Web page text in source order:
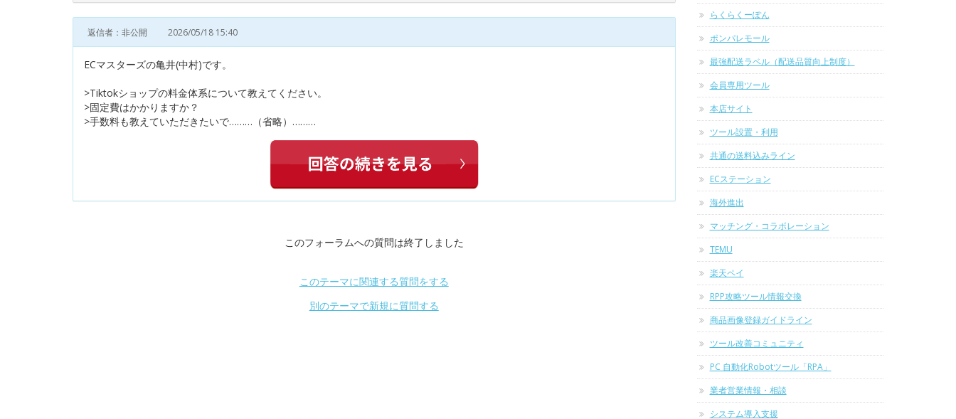
返信者：非公開 2026/05/18 15:40
ECマスターズの亀井(中村)です。
>Tiktokショップの料金体系について教えてください。
>固定費はかかりますか？
>手数料も教えていただきたいで………（省略）………
このフォーラムへの質問は終了しました
このテーマに関連する質問をする
別のテーマで新規に質問する
らくらくーぽん
ポンパレモール
最強配送ラベル（配送品質向上制度）
会員専用ツール
本店サイト
ツール設置・利用
共通の送料込みライン
ECステーション
海外進出
マッチング・コラボレーション
TEMU
楽天ペイ
RPP攻略ツール情報交換
商品画像登録ガイドライン
ツール改善コミュニティ
PC 自動化Robotツール「RPA」
業者営業情報・相談
システム導入支援